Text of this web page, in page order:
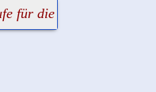
alte Lüge vom